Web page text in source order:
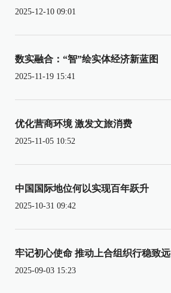
2025-12-10 09:01
数实融合：“智”绘实体经济新蓝图
2025-11-19 15:41
优化营商环境 激发文旅消费
2025-11-05 10:52
中国国际地位何以实现百年跃升
2025-10-31 09:42
牢记初心使命 推动上合组织行稳致远
2025-09-03 15:23